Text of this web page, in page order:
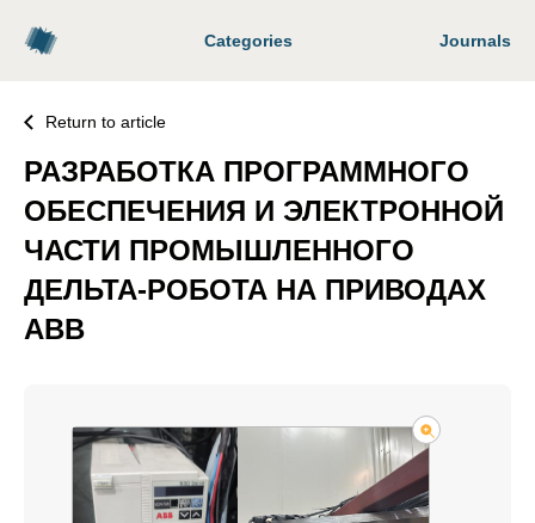
Categories Journals
Return to article
РАЗРАБОТКА ПРОГРАММНОГО
ОБЕСПЕЧЕНИЯ И ЭЛЕКТРОННОЙ
ЧАСТИ ПРОМЫШЛЕННОГО
ДЕЛЬТА-РОБОТА НА ПРИВОДАХ
ABB